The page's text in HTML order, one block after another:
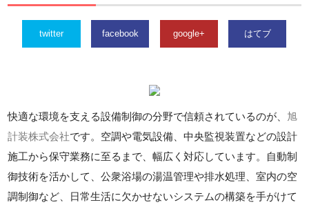
twitter facebook google+ はてブ
快適な環境を支える設備制御の分野で信頼されているのが、 旭
計装株式会社です。空調や電気設備、中央監視装置などの設計
施工から保守業務に至るまで、幅広く対応しています。自動制
御技術を活かして、公衆浴場の湯温管理や排水処理、室内の空
調制御など、日常生活に欠かせないシステムの構築を手がけて